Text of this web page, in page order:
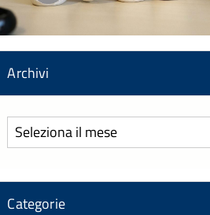
Archivi
Archivi
Categorie